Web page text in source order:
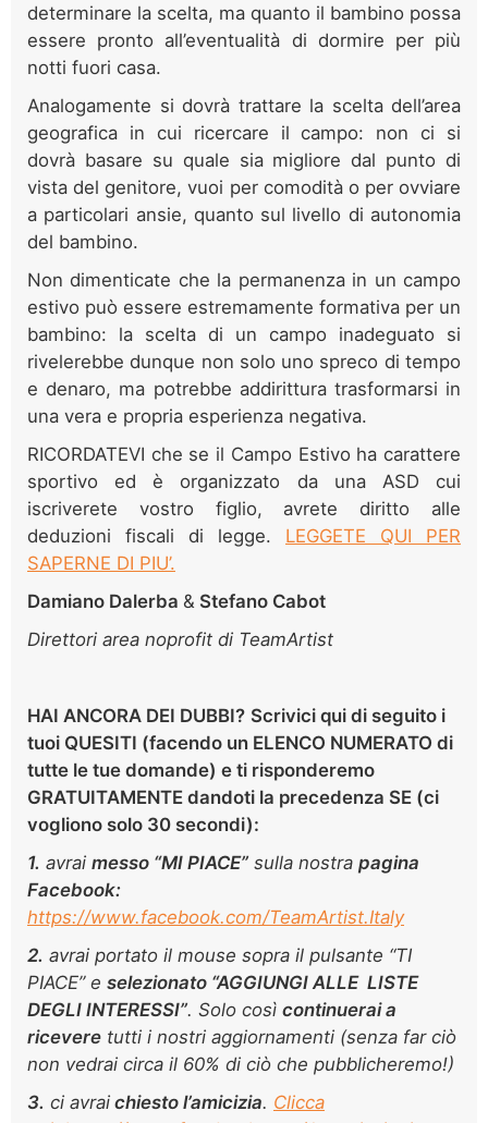
determinare la scelta, ma quanto il bambino possa
essere pronto all’eventualità di dormire per più
notti fuori casa.
Analogamente si dovrà trattare la scelta dell’area
geografica in cui ricercare il campo: non ci si
dovrà basare su quale sia migliore dal punto di
vista del genitore, vuoi per comodità o per ovviare
a particolari ansie, quanto sul livello di autonomia
del bambino.
Non dimenticate che la permanenza in un campo
estivo può essere estremamente formativa per un
bambino: la scelta di un campo inadeguato si
rivelerebbe dunque non solo uno spreco di tempo
e denaro, ma potrebbe addirittura trasformarsi in
una vera e propria esperienza negativa.
RICORDATEVI che se il Campo Estivo ha carattere
sportivo ed è organizzato da una ASD cui
iscriverete vostro figlio, avrete diritto alle
deduzioni fiscali di legge. LEGGETE QUI PER
SAPERNE DI PIU’.
Damiano Dalerba & Stefano Cabot
Direttori area noprofit di TeamArtist
HAI ANCORA DEI DUBBI? Scrivici qui di seguito i
tuoi QUESITI (facendo un ELENCO NUMERATO di
tutte le tue domande) e ti risponderemo
GRATUITAMENTE dandoti la precedenza SE (ci
vogliono solo 30 secondi):
1. avrai messo “MI PIACE” sulla nostra pagina
Facebook:
https://www.facebook.com/TeamArtist.Italy
2. avrai portato il mouse sopra il pulsante “TI
PIACE” e selezionato “AGGIUNGI ALLE LISTE
DEGLI INTERESSI”. Solo così continuerai a
ricevere tutti i nostri aggiornamenti (senza far ciò
non vedrai circa il 60% di ciò che pubblicheremo!)
3. ci avrai chiesto l’amicizia. Clicca